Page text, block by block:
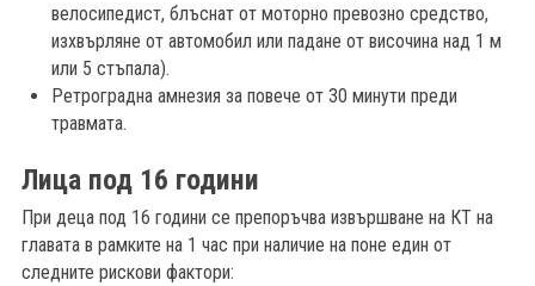
велосипедист, блъснат от моторно превозно средство,
изхвърляне от автомобил или падане от височина над 1 м
или 5 стъпала).
Ретроградна амнезия за повече от 30 минути преди
травмата.
Лица под 16 години
При деца под 16 години се препоръчва извършване на КТ на
главата в рамките на 1 час при наличие на поне един от
следните рискови фактори: